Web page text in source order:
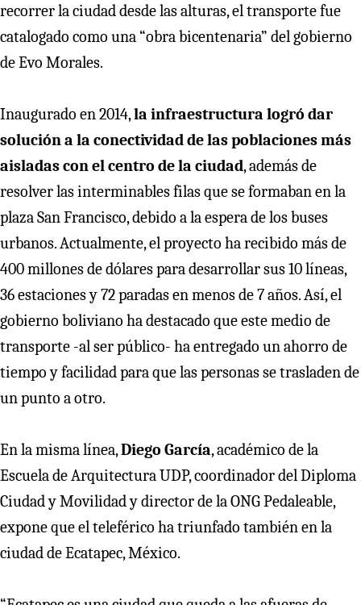
recorrer la ciudad desde las alturas, el transporte fue
catalogado como una “obra bicentenaria” del gobierno
de Evo Morales.
Inaugurado en 2014,la infraestructura logró dar
solución a la conectividad de las poblaciones más
aisladas con el centro de la ciudad, además de
resolver las interminables filas que se formaban en la
plaza San Francisco, debido a la espera de los buses
urbanos. Actualmente, el proyecto ha recibido más de
400 millones de dólares para desarrollar sus 10 líneas,
36 estaciones y 72 paradas en menos de 7 años. Así, el
gobierno boliviano ha destacado que este medio de
transporte -al ser público- ha entregado un ahorro de
tiempo y facilidad para que las personas se trasladen de
un punto a otro.
En la misma línea,Diego García, académico de la
Escuela de Arquitectura UDP, coordinador del Diploma
Ciudad y Movilidad y director de la ONG Pedaleable,
expone que el teleférico ha triunfado también en la
ciudad de Ecatapec, México.